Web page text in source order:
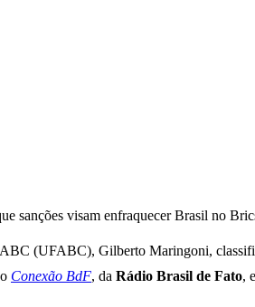
sanções visam enfraquecer Brasil no
(UFABC), Gilberto Maringoni,
Conexão BdF, da Rádio Brasil de Fato,